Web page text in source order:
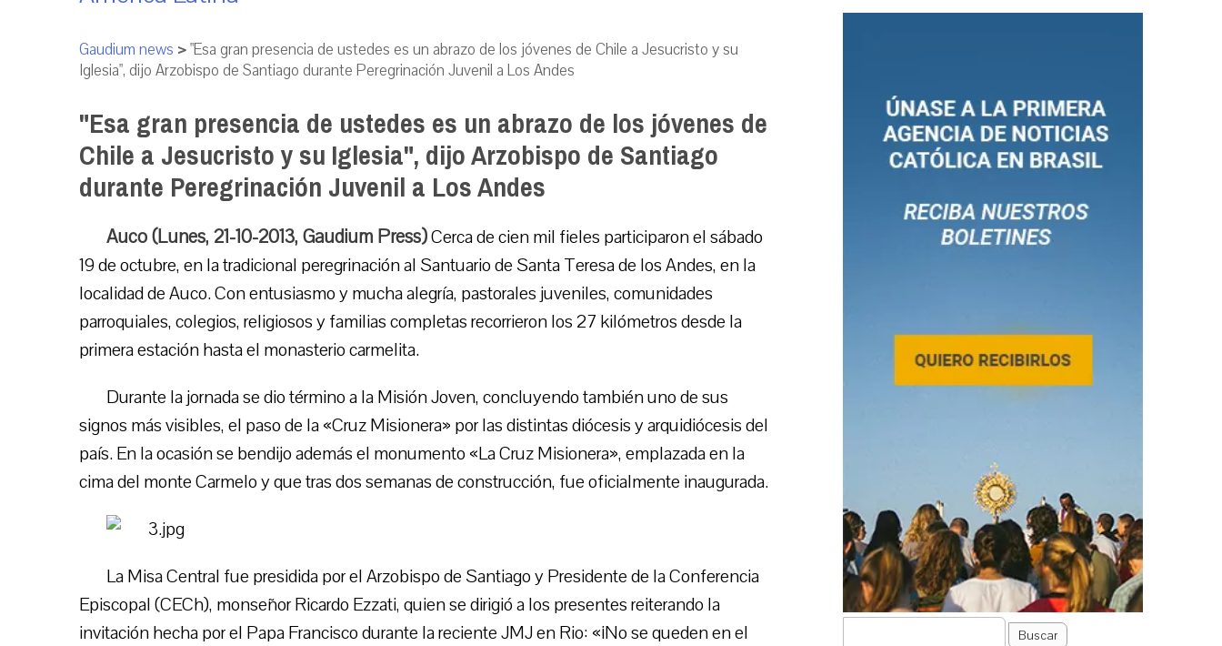
Gaudium news >"Esa gran presencia de ustedes es un abrazo de los jóvenes de Chile a Jesucristo y su
Iglesia", dijo Arzobispo de Santiago durante Peregrinación Juvenil a Los Andes
"Esa gran presencia de ustedes es un abrazo de los jóvenes de
Chile a Jesucristo y su Iglesia", dijo Arzobispo de Santiago
durante Peregrinación Juvenil a Los Andes
Auco (Lunes, 21-10-2013, Gaudium Press)Cerca de cien mil fieles participaron el sábado
19 de octubre, en la tradicional peregrinación al Santuario de Santa Teresa de los Andes, en la
localidad de Auco. Con entusiasmo y mucha alegría, pastorales juveniles, comunidades
parroquiales, colegios, religiosos y familias completas recorrieron los 27 kilómetros desde la
primera estación hasta el monasterio carmelita.
Durante la jornada se dio término a la Misión Joven, concluyendo también uno de sus
signos más visibles, el paso de la «Cruz Misionera» por las distintas diócesis y arquidiócesis del
país. En la ocasión se bendijo además el monumento «La Cruz Misionera», emplazada en la
cima del monte Carmelo y que tras dos semanas de construcción, fue oficialmente inaugurada.
La Misa Central fue presidida por el Arzobispo de Santiago y Presidente de la Conferencia
Episcopal (CECh), monseñor Ricardo Ezzati, quien se dirigió a los presentes reiterando la
invitación hecha por el Papa Francisco durante la reciente JMJ en Rio: «¡No se queden en el
Buscar